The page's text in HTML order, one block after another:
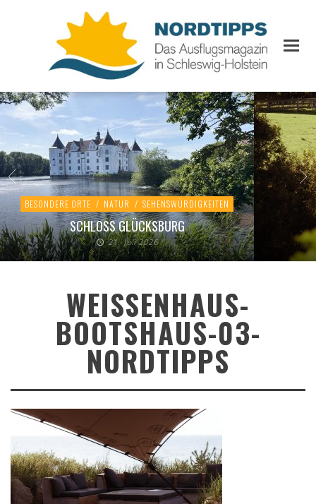
BESONDERE ORTE / NATUR / SEHENSWÜRDIGKEITEN
SCHLOSS GLÜCKSBURG
21. Juli 2026
WEISSENHAUS-
BOOTSHAUS-03-
NORDTIPPS